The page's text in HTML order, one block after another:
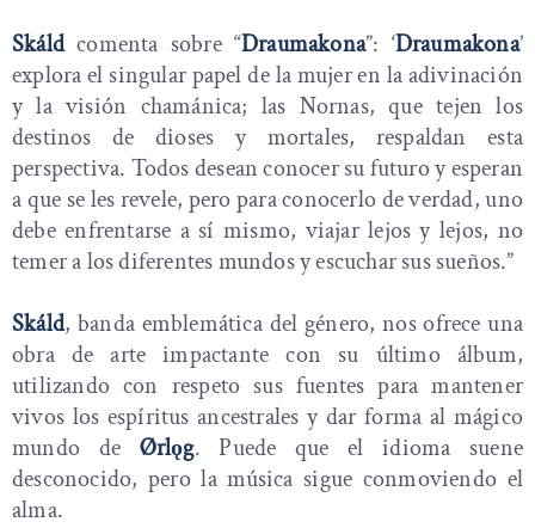
Skáldcomenta sobre “Draumakona”: ‘Draumakona’
explora el singular papel de la mujer en la adivinación
y la visión chamánica; las Nornas, que tejen los
destinos de dioses y mortales, respaldan esta
perspectiva. Todos desean conocer su futuro y esperan
a que se les revele, pero para conocerlo de verdad, uno
debe enfrentarse a sí mismo, viajar lejos y lejos, no
temer a los diferentes mundos y escuchar sus sueños.”
Skáld, banda emblemática del género, nos ofrece una
obra de arte impactante con su último álbum,
utilizando con respeto sus fuentes para mantener
vivos los espíritus ancestrales y dar forma al mágico
mundo de Ørlǫg. Puede que el idioma suene
desconocido, pero la música sigue conmoviendo el
alma.